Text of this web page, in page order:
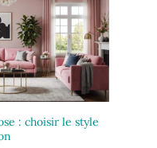
: choisir le style